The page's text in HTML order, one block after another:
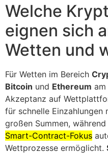
Welche
eignen sich
Wetten und
Für Wetten im Bereich
Bitcoin und Ethereum
Akzeptanz auf
für schnelle Einzahlungen
großen Summen,
Smart-Contract-Fokus
Wettprozesse ermöglicht.